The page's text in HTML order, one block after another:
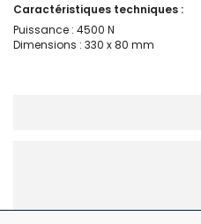
Caractéristiques techniques :
Puissance : 4500 N
Dimensions : 330 x 80 mm